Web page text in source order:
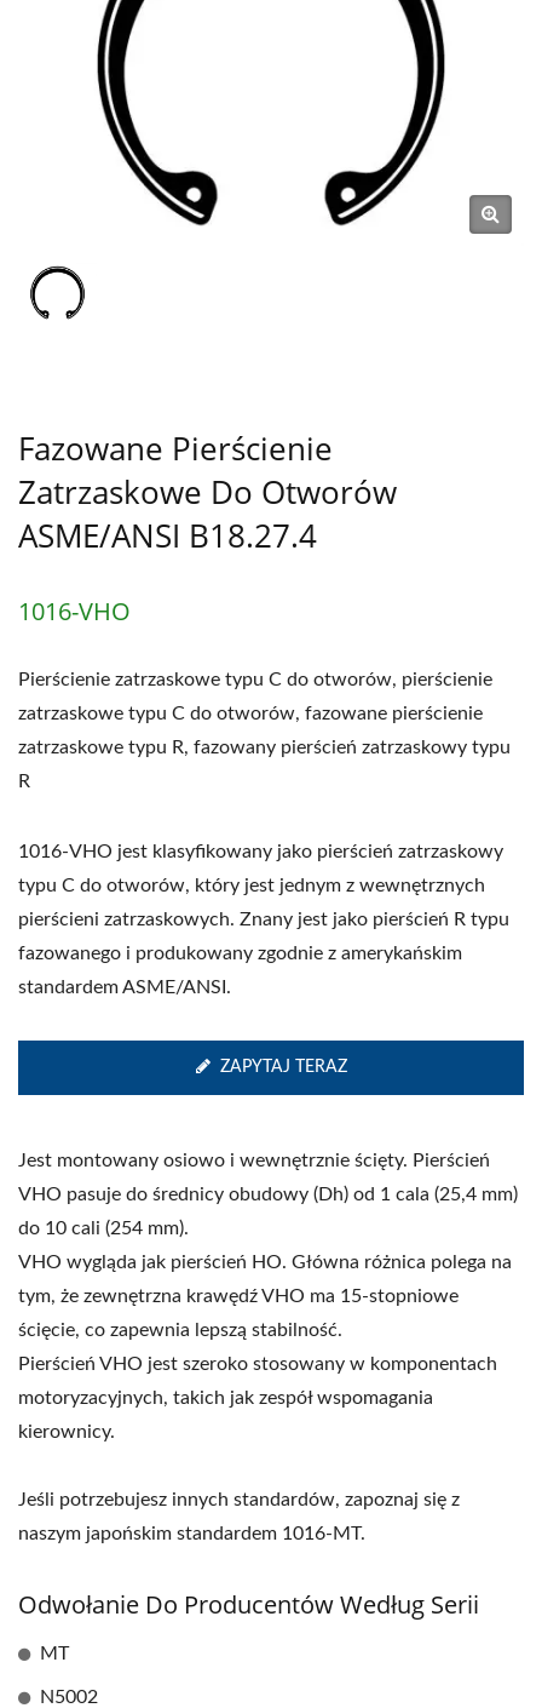
Samochodowych I
Motocyklowych (typ C
Pierścień Zabezpieczający,
Podkładka, Nakrętka
Blokująca, Klips, Sprężyna
Zabezpieczająca, Kołek) Od
1991 Roku | SHOU LONG
Fazowane Pierścienie
Zatrzaskowe Do Otworów
ASME/ANSI B18.27.4
1016-VHO
Pierścienie zatrzaskowe typu C do otworów, pierścienie
zatrzaskowe typu C do otworów, fazowane pierścienie
zatrzaskowe typu R, fazowany pierścień zatrzaskowy typu
R
1016-VHO jest klasyfikowany jako pierścień zatrzaskowy
typu C do otworów, który jest jednym z wewnętrznych
pierścieni zatrzaskowych. Znany jest jako pierścień R typu
fazowanego i produkowany zgodnie z amerykańskim
standardem ASME/ANSI.
ZAPYTAJ TERAZ
Jest montowany osiowo i wewnętrznie ścięty. Pierścień
VHO pasuje do średnicy obudowy (Dh) od 1 cala (25,4 mm)
do 10 cali (254 mm).
VHO wygląda jak pierścień HO. Główna różnica polega na
tym, że zewnętrzna krawędź VHO ma 15-stopniowe
ścięcie, co zapewnia lepszą stabilność.
Pierścień VHO jest szeroko stosowany w komponentach
motoryzacyjnych, takich jak zespół wspomagania
kierownicy.
Jeśli potrzebujesz innych standardów, zapoznaj się z
naszym japońskim standardem 1016-MT.
Odwołanie Do Producentów Według Serii
MT
N5002